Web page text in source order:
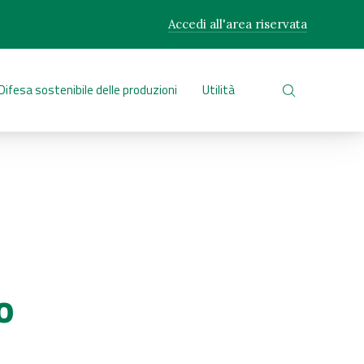
Accedi all'area riservata
sostenibile delle produzioni Utilità
CERCA NEL